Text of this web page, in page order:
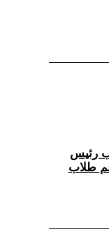
رئيس
طلاب